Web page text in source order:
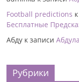
Football predictions
Бесплатные
Абду к записи
Рубрики